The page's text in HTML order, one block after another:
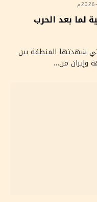
لما بعد الحرب
شهدتها المنطقة بين
وإيران من…